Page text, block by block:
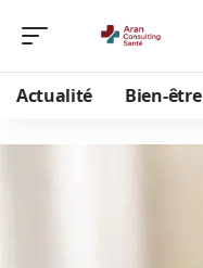
Actualité Bien-être